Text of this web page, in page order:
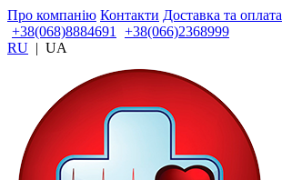
Про компанію Контакти Доставка та оплата
+38(068)8884691
+38(066)2368999
RU | UA